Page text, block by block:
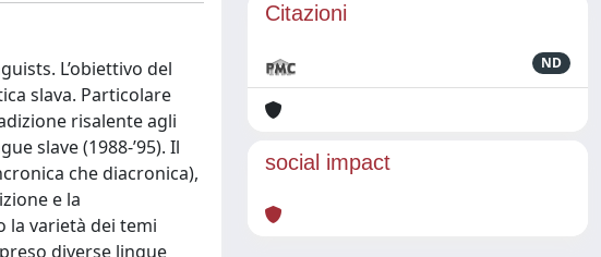
L’obiettivo del
slava. Particolare
risalente agli
slave (1988-’95). Il
che diacronica),
e la
la varietà dei temi
diverse lingue
Citazioni
ND
social impact